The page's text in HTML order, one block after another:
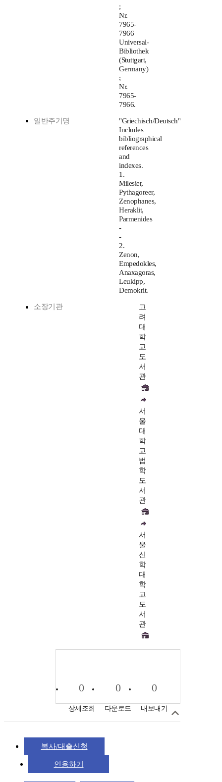
;
Nr.
7965-
7966
Universal-
Bibliothek
(Stuttgart,
Germany)
;
Nr.
7965-
7966.
일반주기명
"Griechisch/Deutsch"
Includes
bibliographical
references
and
indexes.
1.
Milesier,
Pythagoreer,
Zenophanes,
Heraklit,
Parmenides
-
-
2.
Zenon,
Empedokles,
Anaxagoras,
Leukipp,
Demokrit.
소장기관
고
려
대
학
교
도
서
관
서
울
대
학
교
법
학
도
서
관
서
울
신
학
대
학
교
도
서
관
0
상세조회
0
다운로드
0
내보내기
복사/대출신청
인용하기